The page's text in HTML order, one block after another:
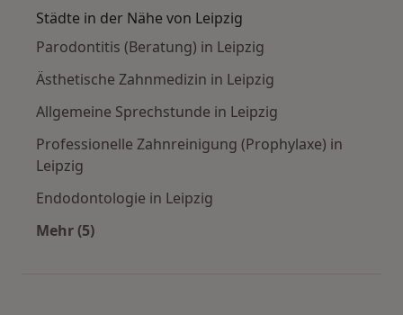
Städte in der Nähe von Leipzig
Parodontitis (Beratung) in Leipzig
Ästhetische Zahnmedizin in Leipzig
Allgemeine Sprechstunde in Leipzig
Professionelle Zahnreinigung (Prophylaxe) in
Leipzig
Endodontologie in Leipzig
Mehr (5)